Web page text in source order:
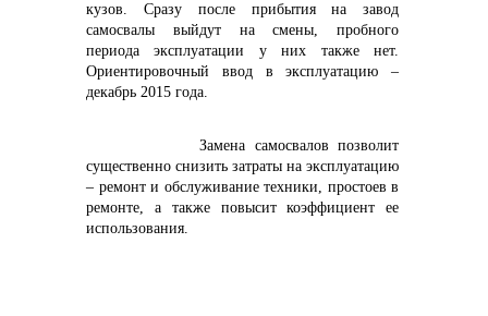
кузов. Сразу после прибытия на завод
самосвалы выйдут на смены, пробного
периода эксплуатации у них также нет.
Ориентировочный ввод в эксплуатацию –
декабрь 2015 года.
Замена самосвалов позволит
существенно снизить затраты на эксплуатацию
– ремонт и обслуживание техники, простоев в
ремонте, а также повысит коэффициент ее
использования.